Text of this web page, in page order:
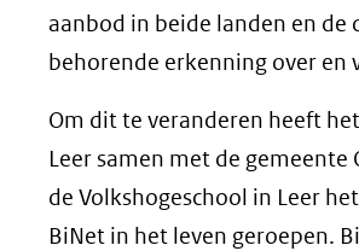
aanbod in beide landen en de
behorende erkenning over en
Om dit te veranderen heeft
Leer samen met de gemeente
de Volkshogeschool in Leer
BiNet in het leven geroepen.